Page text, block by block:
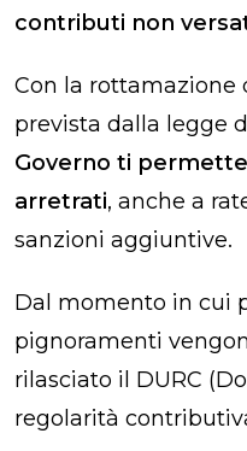
contributi non
Con la rottamazione
prevista dalla legge
Governo ti
arretrati, anche a
sanzioni aggiuntive.
Dal momento in cui
pignoramenti
rilasciato il DURC
regolarità